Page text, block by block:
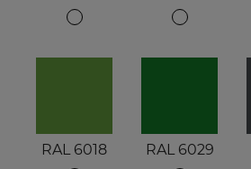
RAL 6018 RAL 6029